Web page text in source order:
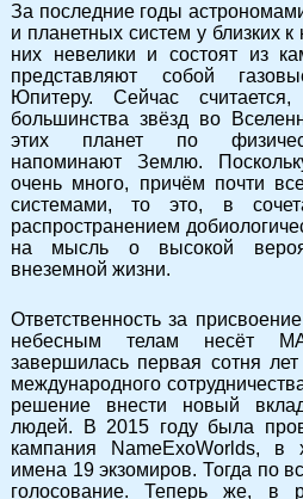
За последние годы
и планетных систем у близких
них невелики и состоят из
представляют собой
Юпитеру. Сейчас
большинства звёзд во
этих планет по
напоминают Землю.
очень много, причём почти
системами, то это, в
распространением
на мысль о высокой
внеземной жизни.
Ответственность за
небесным телам несёт
завершилась первая сотня
международного
решение внести новый
людей. В 2015 году была
кампания NameExoWorlds, в
имена 19 экзомиров. Тогда по
голосование. Теперь же, в